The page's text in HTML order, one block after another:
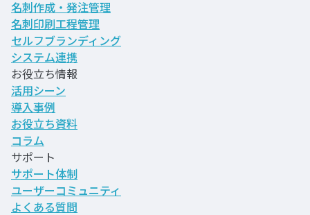
名刺作成・発注管理
名刺印刷工程管理
セルフブランディング
システム連携
お役立ち情報
活用シーン
導入事例
お役立ち資料
コラム
サポート
サポート体制
ユーザーコミュニティ
よくある質問